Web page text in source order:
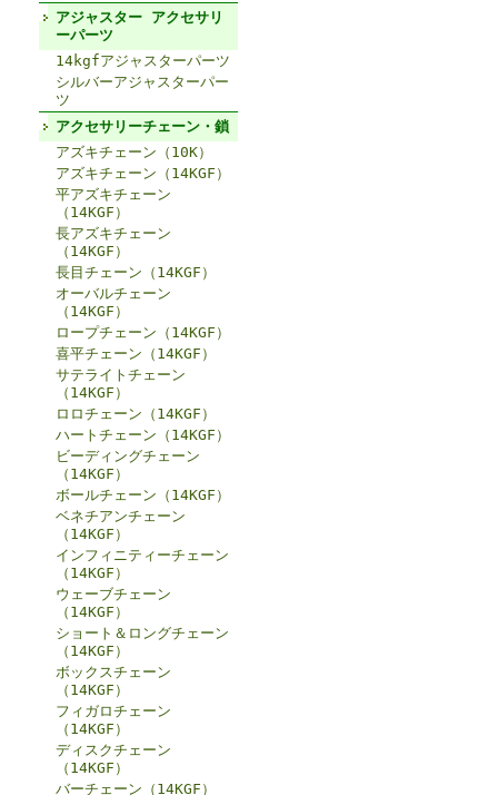
アジャスター アクセサリ
ーパーツ
14kgfアジャスターパーツ
シルバーアジャスターパー
ツ
アクセサリーチェーン・鎖
アズキチェーン（10K）
アズキチェーン（14KGF）
平アズキチェーン
（14KGF）
長アズキチェーン
（14KGF）
長目チェーン（14KGF）
オーバルチェーン
（14KGF）
ロープチェーン（14KGF）
喜平チェーン（14KGF）
サテライトチェーン
（14KGF）
ロロチェーン（14KGF）
ハートチェーン（14KGF）
ビーディングチェーン
（14KGF）
ボールチェーン（14KGF）
ベネチアンチェーン
（14KGF）
インフィニティーチェーン
（14KGF）
ウェーブチェーン
（14KGF）
ショート＆ロングチェーン
（14KGF）
ボックスチェーン
（14KGF）
フィガロチェーン
（14KGF）
ディスクチェーン
（14KGF）
バーチェーン（14KGF）